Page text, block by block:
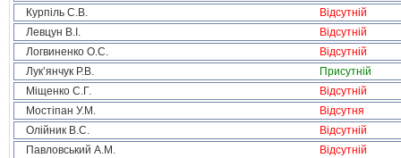
Курпіль С.В.
Відсутній
Левцун В.І.
Відсутній
Логвиненко О.С.
Відсутній
Лук’янчук Р.В.
Присутній
Міщенко С.Г.
Відсутній
Мостіпан У.М.
Відсутня
Олійник В.С.
Відсутній
Павловський А.М.
Відсутній